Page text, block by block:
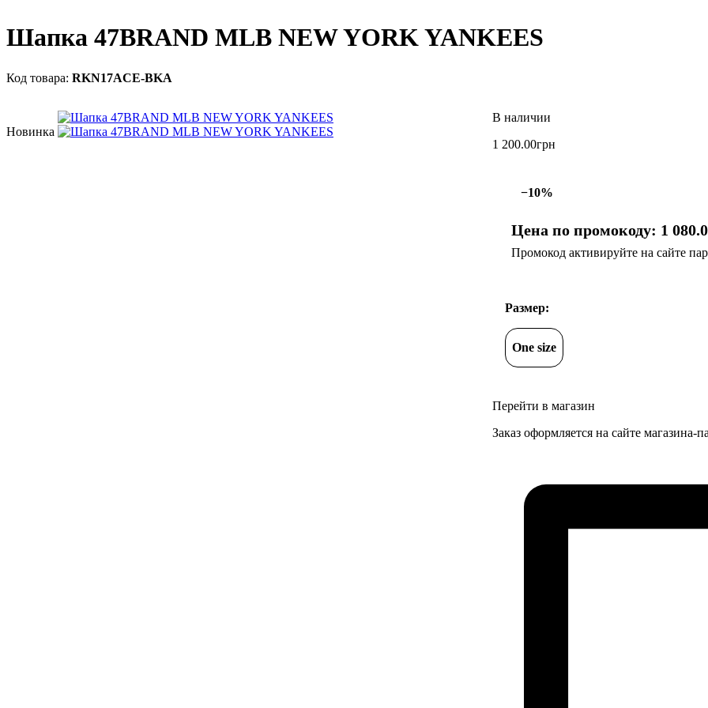
Шапка 47BRAND MLB NEW YORK YANKEES
RKN17ACE-BKA
Новинка
1 200.00грн
−10%
Цена по промокоду: 1 080.
Промокод активируйте на сайте
Размер:
One size
Перейти в магазин
Заказ оформляется на сайте магазина-